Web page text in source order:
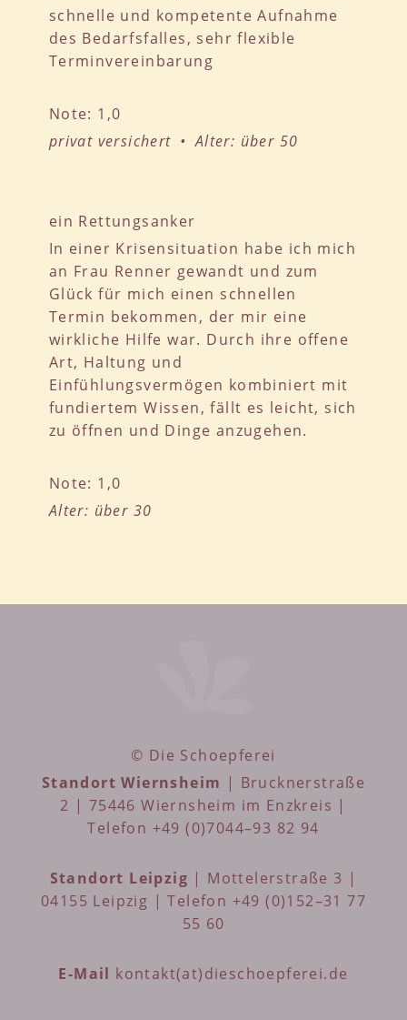
schnelle und kompetente Aufnahme
des Bedarfsfalles, sehr flexible
Terminvereinbarung
Note: 1,0
privat versichert • Alter: über 50
ein Rettungsanker
In einer Krisensituation habe ich mich
an Frau Renner gewandt und zum
Glück für mich einen schnellen
Termin bekommen, der mir eine
wirkliche Hilfe war. Durch ihre offene
Art, Haltung und
Einfühlungsvermögen kombiniert mit
fundiertem Wissen, fällt es leicht, sich
zu öffnen und Dinge anzugehen.
Note: 1,0
Alter: über 30
© Die Schoepferei
Standort Wiernsheim | Brucknerstraße
2 | 75446 Wiernsheim im Enzkreis |
Telefon +49 (0)7044–93 82 94
Standort Leipzig | Mottelerstraße 3 |
04155 Leipzig | Telefon +49 (0)152–31 77
55 60
E-Mail kontakt(at)dieschoepferei.de